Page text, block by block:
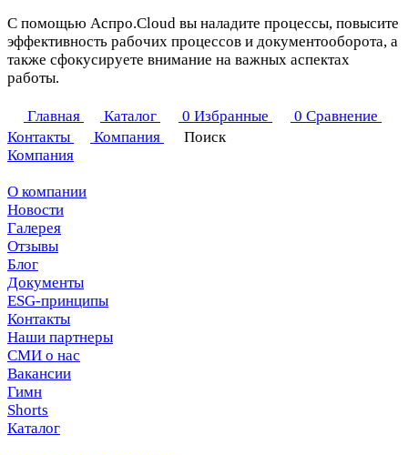
С помощью Аспро.Cloud вы наладите процессы, повысите
эффективность рабочих процессов и документооборота, а
также сфокусируете внимание на важных аспектах
работы.
Главная Каталог 0 Избранные 0 Сравнение
Контакты
Компания
Поиск
Компания
О компании
Новости
Галерея
Отзывы
Блог
Документы
ESG-принципы
Контакты
Наши партнеры
СМИ о нас
Вакансии
Гимн
Shorts
Каталог